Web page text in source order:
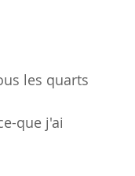
les quarts
que j'ai